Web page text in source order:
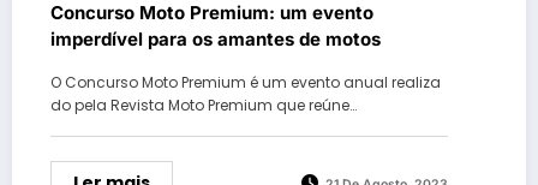
Concurso Moto Premium: um evento
imperdível para os amantes de motos
O Concurso Moto Premium é um evento anual realiza
do pela Revista Moto Premium que reúne…